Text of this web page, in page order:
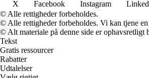
X
Facebook Instagram
© Alle rettigheder forbeholdes.
© Alle rettigheder forbeholdes. Vi kan tjene
© Alt materiale på denne side er
Tekst
Gratis ressourcer
Rabatter
Udtalelser